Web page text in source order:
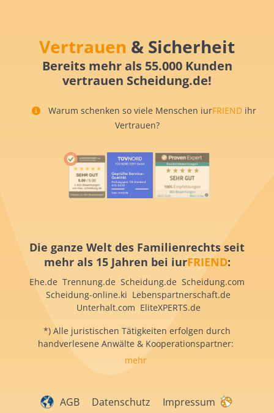
Vertrauen & Sicherheit
Bereits mehr als 55.000 Kunden
vertrauen Scheidung.de!
Warum schenken so viele Menschen iurFRIEND ihr
Vertrauen?
Die ganze Welt des Familienrechts seit
mehr als 15 Jahren bei iurFRIEND:
Ehe.de Trennung.de Scheidung.de Scheidung.com
Scheidung-online.ki Lebenspartnerschaft.de
Unterhalt.com EliteXPERTS.de
*) Alle juristischen Tätigkeiten erfolgen durch
handverlesene Anwälte & Kooperationspartner:
mehr
AGB Datenschutz Impressum